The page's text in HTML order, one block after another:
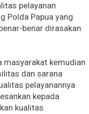
pelayanan
Polda Papua yang
benar dirasakan
masyarakat kemudian
dan sarana
pelayanannya
kepada
kualitas